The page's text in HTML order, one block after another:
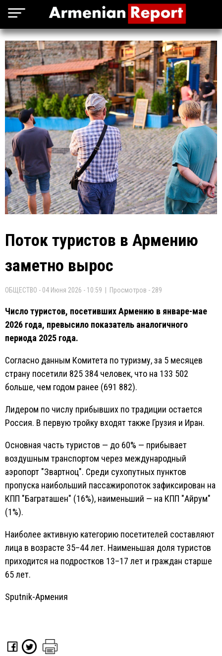
Поток туристов в Армению
заметно вырос
ОБЩЕСТВО - 04 Июня 2026 - 10:59 | Просмотров - 289
Число туристов, посетивших Армению в январе-мае
2026 года, превысило показатель аналогичного
периода 2025 года.
Согласно данным Комитета по туризму, за 5 месяцев
страну посетили 825 384 человек, что на 133 502
больше, чем годом ранее (691 882).
Лидером по числу прибывших по традиции остается
Россия. В первую тройку входят также Грузия и Иран.
Основная часть туристов — до 60% — прибывает
воздушным транспортом через международный
аэропорт "Звартноц". Среди сухопутных пунктов
пропуска наибольший пассажиропоток зафиксирован на
КПП "Баграташен" (16%), наименьший — на КПП "Айрум"
(1%).
Наиболее активную категорию посетителей составляют
лица в возрасте 35–44 лет. Наименьшая доля туристов
приходится на подростков 13–17 лет и граждан старше
65 лет.
Sputnik-Армения